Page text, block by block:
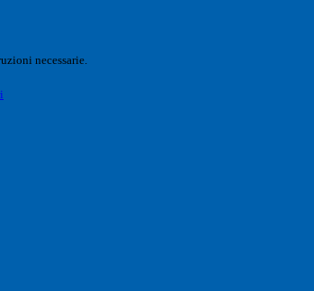
necessarie.